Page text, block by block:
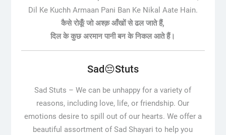
Dil Ke Kuchh Armaan Pani Ban Ke Nikal Aate Hain.
कैसे रोकूँ जो अश्क़ आँखों से ढल जाते हैं,
दिल के कुछ अरमान पानी बन के निकल आते हैं।
Sad😔Stuts
Sad Stuts –We can be unhappy for a variety of
reasons, including love, life, or friendship. Our
emotions desire to spill out of our hearts. We offer a
beautiful assortment of Sad Shayari to help you